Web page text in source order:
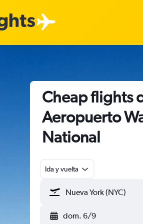
Cheap flights
Aeropuerto
National
Ida y vuelta
dom. 6/9